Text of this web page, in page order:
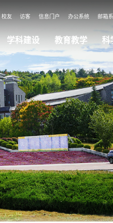
校友 访客 信息门户 办公系统 邮箱
学科建设 教育教学 科